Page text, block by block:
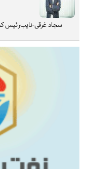
سجاد غرقی-نایب‌رئیس